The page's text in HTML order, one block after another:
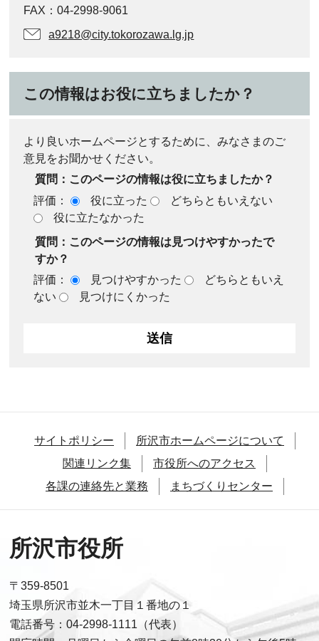
FAX：04-2998-9061
a9218@city.tokorozawa.lg.jp
この情報はお役に立ちましたか？
より良いホームページとするために、みなさまのご
意見をお聞かせください。
質問：このページの情報は役に立ちましたか？
評価：
役に立った
どちらともいえない
役に立たなかった
質問：このページの情報は見つけやすかったで
すか？
評価：
見つけやすかった
どちらともいえ
ない
見つけにくかった
サイトポリシー
所沢市ホームページについて
関連リンク集
市役所へのアクセス
各課の連絡先と業務
まちづくりセンター
所沢市役所
〒359-8501
埼玉県所沢市並木一丁目１番地の１
電話番号：04-2998-1111（代表）